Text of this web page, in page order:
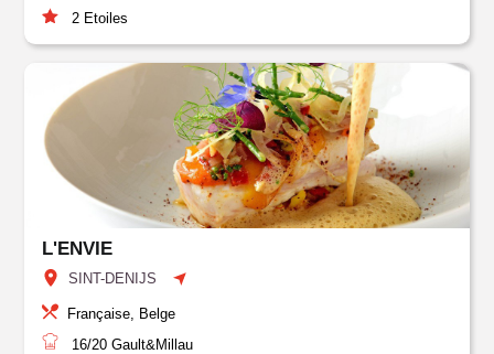
2 Etoiles
L'ENVIE
SINT-DENIJS
Française, Belge
16/20 Gault&Millau